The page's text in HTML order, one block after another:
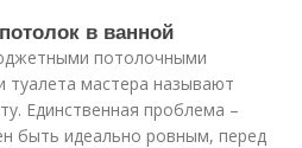
в ванной
потолочными
туалета мастера называют
Единственная проблема –
быть идеально ровным, перед